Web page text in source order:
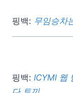
핑백: 무임승차
핑백: ICYMI 웹